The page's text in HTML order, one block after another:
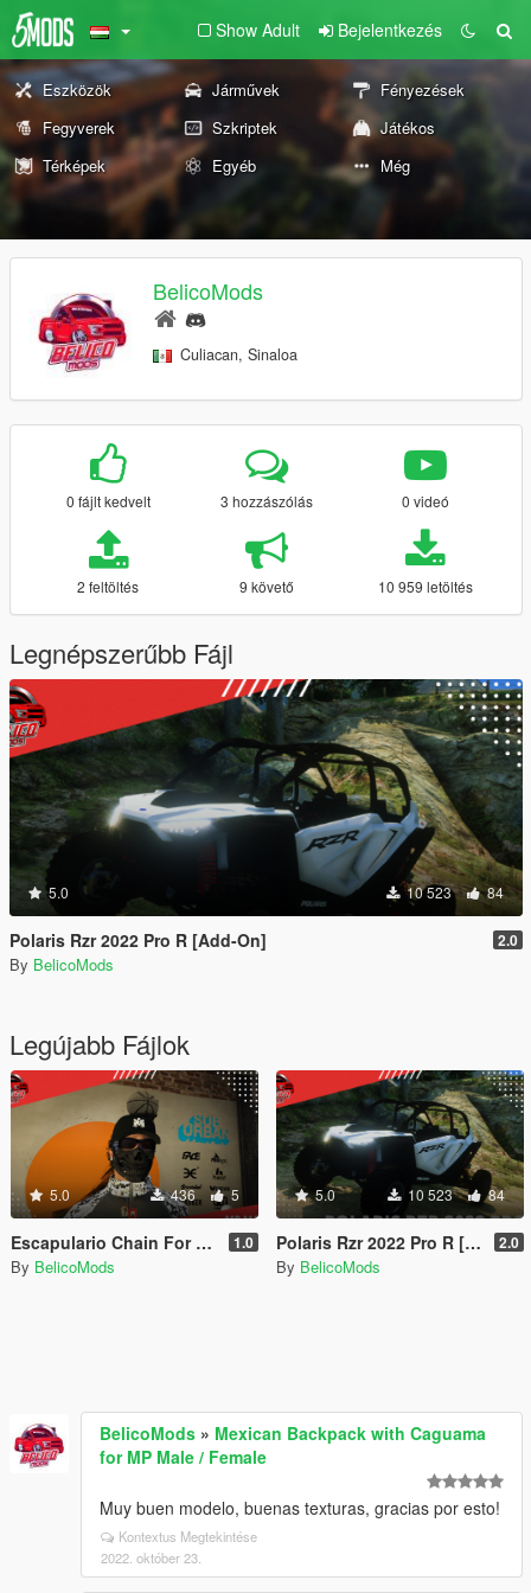
Show Adult Bejelentkezés
Eszközök Járművek
Fényezések
Fegyverek
Szkriptek
Játékos
Térképek
Egyéb Még
BelicoMods
Culiacan, Sinaloa
0 fájlt kedvelt 3 hozzászólás 0 videó
2 feltöltés 9 követő 10 959 letöltés
Legnépszerűbb Fájl
5.0 10 523 84
Polaris Rzr 2022 Pro R [Add-On] 2.0
By BelicoMods
Legújabb Fájlok
5.0 436 5
Escapulario Chain For MP Male 1.0
By BelicoMods
5.0 10 523 84
Polaris Rzr 2022 Pro R [Add-On] 2.0
By BelicoMods
BelicoMods » Mexican Backpack with Caguama
for MP Male / Female
Muy buen modelo, buenas texturas, gracias por esto!
Kontextus Megtekintése
2022. október 23.